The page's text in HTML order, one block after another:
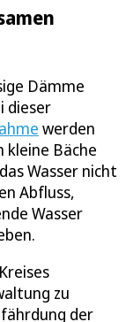
Dämme
dieser
werden
kleine Bäche
Wasser nicht
Abfluss,
Wasser
zu
der